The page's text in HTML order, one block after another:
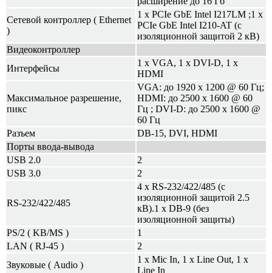
Сетевой контроллер ( Ethernet
)
1 x PCIe GbE Intel I217LM ;1 x
PCIe GbE Intel I210-AT (с
изоляционной защитой 2 кВ)
Видеоконтроллер
Интерфейсы
1 x VGA, 1 x DVI-D, 1 x
HDMI
Максимальное разрешение,
пикс
VGA: до 1920 x 1200 @ 60 Гц;
HDMI: до 2500 x 1600 @ 60
Гц ; DVI-D: до 2500 x 1600 @
60 Гц
Разъем
DB-15, DVI, HDMI
Порты ввода-вывода
USB 2.0
2
USB 3.0
2
RS-232/422/485
4 x RS-232/422/485 (с
изоляционной защитой 2.5
кВ).1 x DB-9 (без
изоляционной защиты)
PS/2 ( KB/MS )
1
LAN ( RJ-45 )
2
Звуковые ( Audio )
1 x Mic In, 1 x Line Out, 1 x
Line In